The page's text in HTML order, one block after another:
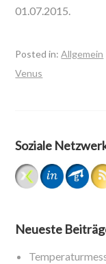
01.07.2015.
Posted in:Allgemein
Venus
Soziale
Neueste